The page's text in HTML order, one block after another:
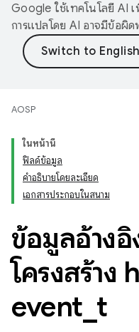
Google ใช้เทคโนโลยี AI
การแปลโดย AI อาจมีข้อผิด
AOSP
ในหน้านี้
ฟิลด์ข้อมูล
คำอธิบายโดยละเอียด
เอกสารประกอบในสนาม
ข้อมูลอ้างอิ
โครงสร้าง
event t